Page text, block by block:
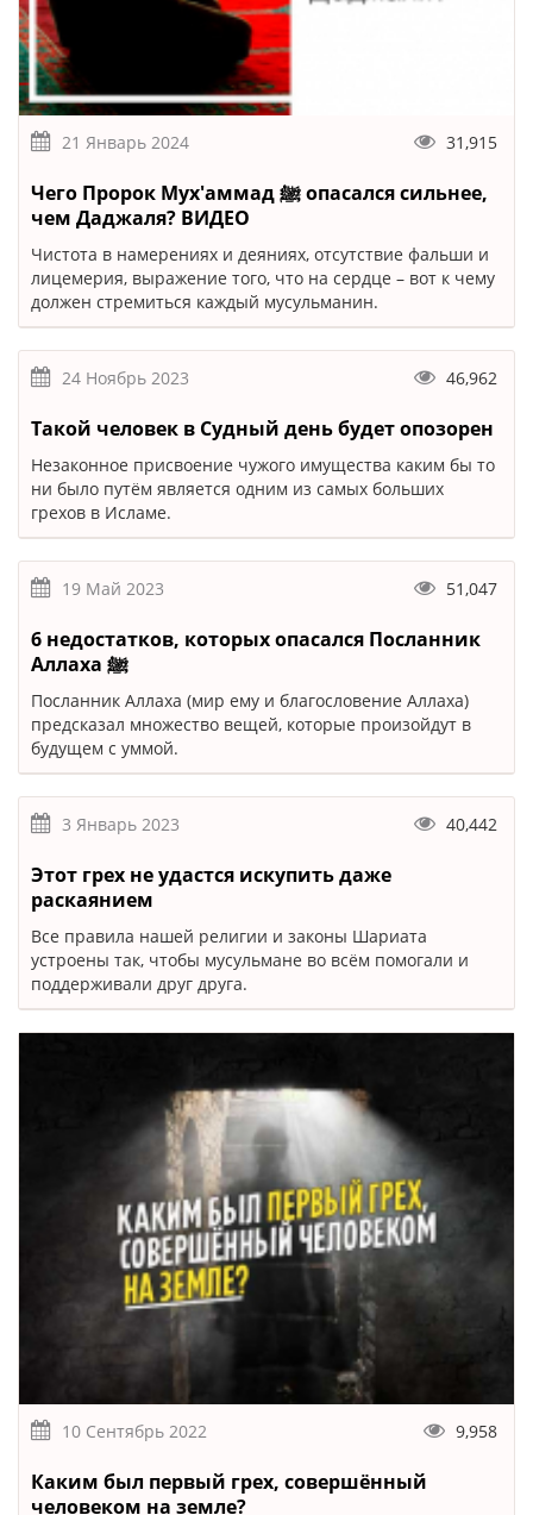
21 Январь 2024 31,915
Чего Пророк Мух'аммад ﷺ опасался сильнее,
чем Даджаля? ВИДЕО
Чистота в намерениях и деяниях, отсутствие фальши и
лицемерия, выражение того, что на сердце – вот к чему
должен стремиться каждый мусульманин.
24 Ноябрь 2023 46,962
Такой человек в Судный день будет опозорен
Незаконное присвоение чужого имущества каким бы то
ни было путём является одним из самых больших
грехов в Исламе.
19 Май 2023 51,047
6 недостатков, которых опасался Посланник
Аллаха ﷺ
Посланник Аллаха (мир ему и благословение Аллаха)
предсказал множество вещей, которые произойдут в
будущем с уммой.
3 Январь 2023 40,442
Этот грех не удастся искупить даже
раскаянием
Все правила нашей религии и законы Шариата
устроены так, чтобы мусульмане во всём помогали и
поддерживали друг друга.
10 Сентябрь 2022 9,958
Каким был первый грех, совершённый
человеком на земле?